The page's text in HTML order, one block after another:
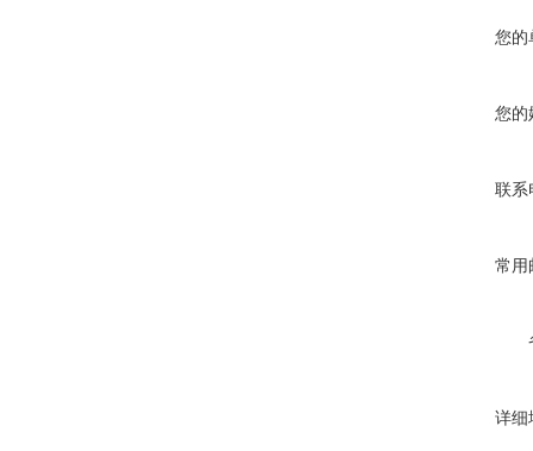
您的
您的
联系
常用
详细